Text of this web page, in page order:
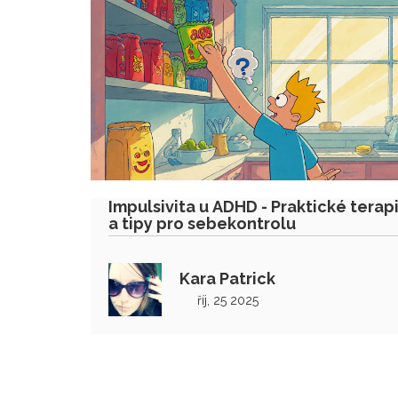
Impulsivita u ADHD - Praktické
a tipy pro sebekontrolu
Kara Patrick
říj, 25 2025